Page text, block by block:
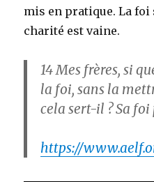
mis en pratique. La
charité est vaine.
14Mes frères, si
la foi, sans la
cela sert-il ? Sa
https://